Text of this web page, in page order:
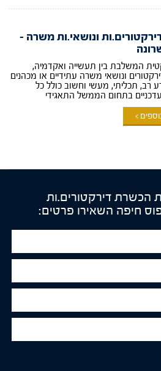
ונושאי.ות משרה –
המשלבת בין תעשייה ואקדמיה,
ונושאי משרה עתידיים או מכהנים
רב, תכליתי, מעשי וחשוב כולל כל
בתחום הממשל התאגידי
>
הכשרת דירקטורים.ות
חיפה השאירו פרטים: